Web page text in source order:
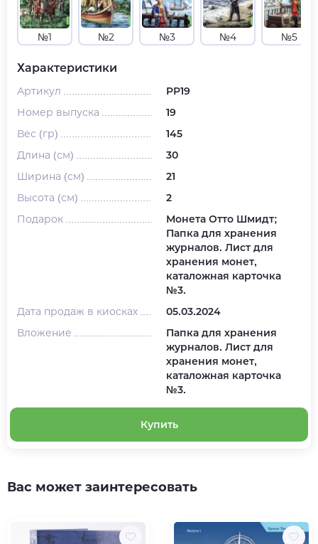
№1 №2 №3 №4 №5
Характеристики
Артикул
PP19
Номер выпуска
19
Вес (гр)
145
Длина (см)
30
Ширина (см)
21
Высота (см)
2
Подарок
Монета Отто Шмидт;
Папка для хранения
журналов. Лист для
хранения монет,
каталожная карточка
№3.
Дата продаж в киосках
05.03.2024
Вложение
Папка для хранения
журналов. Лист для
хранения монет,
каталожная карточка
№3.
Купить
Вас может заинтересовать